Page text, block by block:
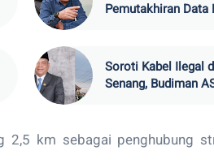
Pemutakhiran Data
Soroti Kabel Ilegal
Senang, Budiman
2,5 km sebagai penghubung